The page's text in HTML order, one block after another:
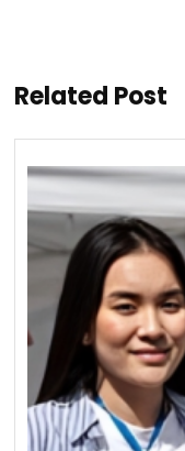
Related Post